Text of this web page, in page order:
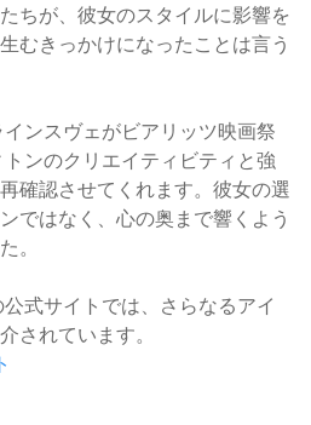
ちが、彼女のスタイルに影響を
むきっかけになったことは言う
ンスヴェがビアリッツ映画祭
ンのクリエイティビティと強
確認させてくれます。彼女の選
ではなく、心の奥まで響くよう
。
式サイトでは、さらなるアイ
されています。